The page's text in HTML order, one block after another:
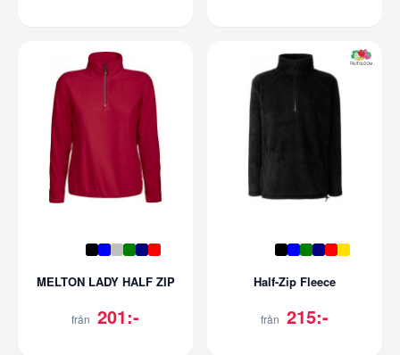
MELTON LADY HALF ZIP
från 201:-
Half-Zip Fleece
från 215:-